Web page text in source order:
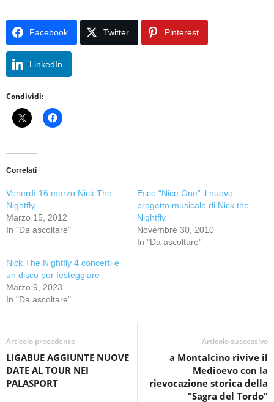
Facebook Twitter Pinterest
LinkedIn
Condividi:
Correlati
Venerdì 16 marzo Nick The
Nightfly
Marzo 15, 2012
In "Da ascoltare"
Esce “Nice One” il nuovo
progetto musicale di Nick the
Nightfly
Novembre 30, 2010
In "Da ascoltare"
Nick The Nightfly 4 concerti e
un disco per festeggiare
Marzo 9, 2023
In "Da ascoltare"
Articolo precedente
LIGABUE AGGIUNTE NUOVE
DATE AL TOUR NEI
PALASPORT
Articolo successivo
a Montalcino rivive il
Medioevo con la
rievocazione storica della
“Sagra del Tordo”